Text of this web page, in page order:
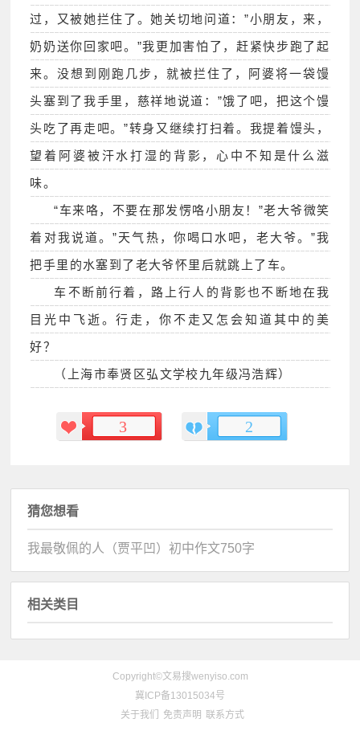
过，又被她拦住了。她关切地问道：”小朋友，来，
奶奶送你回家吧。”我更加害怕了，赶紧快步跑了起
来。没想到刚跑几步，就被拦住了，阿婆将一袋馒
头塞到了我手里，慈祥地说道：”饿了吧，把这个馒
头吃了再走吧。”转身又继续打扫着。我提着馒头，
望着阿婆被汗水打湿的背影，心中不知是什么滋
味。
“车来咯，不要在那发愣咯小朋友！”老大爷微笑
着对我说道。”天气热，你喝口水吧，老大爷。”我
把手里的水塞到了老大爷怀里后就跳上了车。
车不断前行着，路上行人的背影也不断地在我
目光中飞逝。行走，你不走又怎会知道其中的美
好？
（上海市奉贤区弘文学校九年级冯浩辉）
3 2
猜您想看
我最敬佩的人（贾平凹）初中作文750字
相关类目
Copyright©文易搜wenyiso.com
冀ICP备13015034号
关于我们
免责声明 联系方式